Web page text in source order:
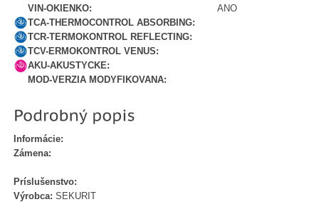
VIN-OKIENKO:
ANO
TCA-THERMOCONTROL ABSORBING:
TCR-TERMOKONTROL REFLECTING:
TCV-ERMOKONTROL VENUS:
AKU-AKUSTYCKE:
MOD-VERZIA MODYFIKOVANA:
Informácie:
Zámena:
Príslušenstvo:
Výrobca: SEKURIT